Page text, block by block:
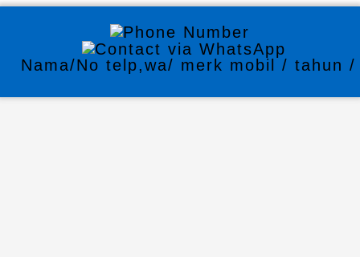
Nama/No telp,wa/ merk mobil / tahun